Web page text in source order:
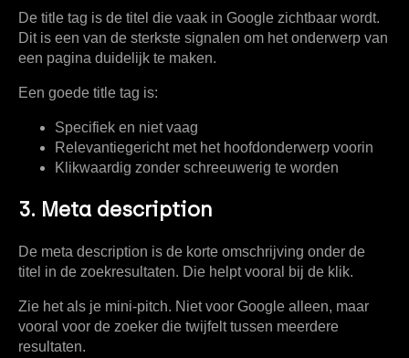
De title tag is de titel die vaak in Google zichtbaar wordt.
Dit is een van de sterkste signalen om het onderwerp van
een pagina duidelijk te maken.
Een goede title tag is:
Specifiek en niet vaag
Relevantiegerichtmet het hoofdonderwerp voorin
Klikwaardig zonder schreeuwerig te worden
3. Meta description
De meta description is de korte omschrijving onder de
titel in de zoekresultaten. Die helpt vooral bij de klik.
Zie het als je mini-pitch. Niet voor Google alleen, maar
vooral voor de zoeker die twijfelt tussen meerdere
resultaten.